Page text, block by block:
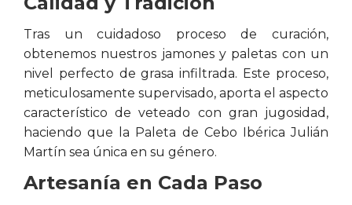
Tras un cuidadoso proceso de curación,
obtenemos nuestros jamones y paletas con un
nivel perfecto de grasa infiltrada. Este proceso,
meticulosamente supervisado, aporta el aspecto
característico de veteado con gran jugosidad,
haciendo que la Paleta de Cebo Ibérica Julián
Martín sea única en su género.
Artesanía en Cada Paso